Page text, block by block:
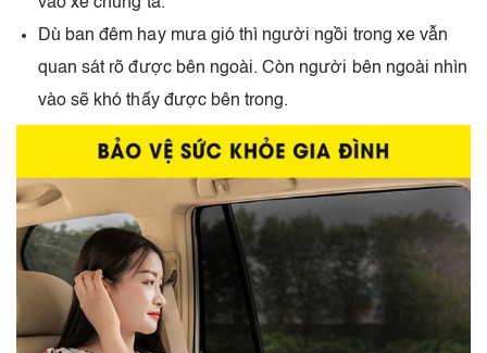
vào xe chúng ta.
Dù ban đêm hay mưa gió thì người ngồi trong xe vẫn
quan sát rõ được bên ngoài. Còn người bên ngoài nhìn
vào sẽ khó thấy được bên trong.